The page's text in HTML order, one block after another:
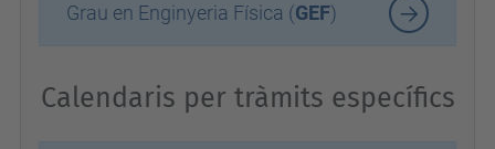
Grau en Enginyeria Física (GEF)
Calendaris per tràmits específics